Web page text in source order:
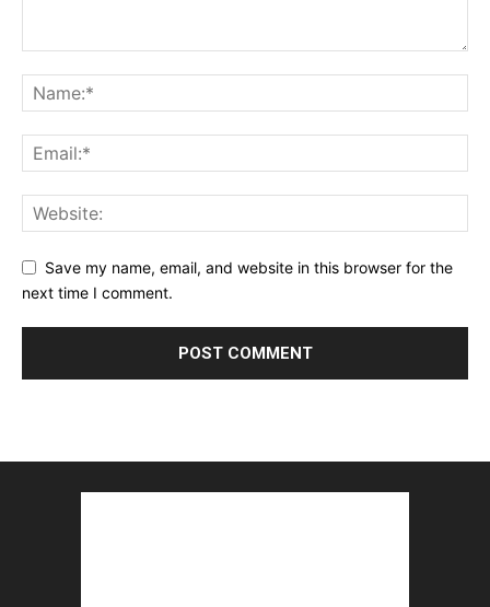
Save my name, email, and website in this browser for the
next time I comment.